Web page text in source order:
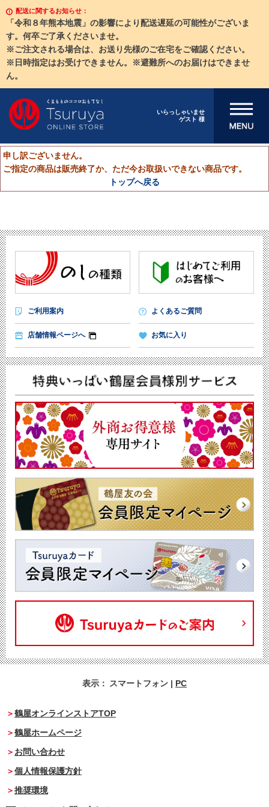
配送に関するお知らせ：
「令和８年熊本地震」の影響により配送遅延の可能性がございま
す。何卒ご了承くださいませ。
※ご注文される場合は、お送り先様のご在宅をご確認ください。
※日時指定はお受けできません。※避難所へのお届けはできませ
ん。
いらっしゃいませ
ゲスト 様
メニューを開
申し訳ございません。
ご指定の商品は販売終了か、ただ今お取扱いできない商品です。
トップへ戻る
ご利用案内 よくあるご質問
店舗情報ページへ お気に入り
表示： スマートフォン | PC
鶴屋オンラインストアTOP
鶴屋ホームページ
お問い合わせ
個人情報保護方針
推奨環境